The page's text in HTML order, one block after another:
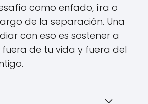
como enfado, íra o
de la separación. Una
con eso es sostener a
de tu vida y fuera del